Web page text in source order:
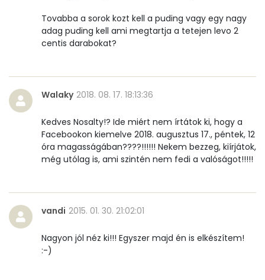
Összesen
0
E vitamin:
4 mg
C vitamin:
0 mg
D vitamin:
10 micro
Tiamin - B1 vitamin:
Tovabba a sorok kozt kell a puding vagy egy nagy
adag puding kell ami megtartja a tetejen levo 2
centis darabokat?
Walaky 2018. 08. 17. 18:13:36
Kedves Nosalty!? Ide miért nem írtátok ki, hogy a
Facebookon kiemelve 2018. augusztus 17., péntek, 12
óra magasságában????!!!!!! Nekem bezzeg, kiírjátok,
még utólag is, ami szintén nem fedi a valóságot!!!!!
vandi 2015. 01. 30. 21:02:01
Nagyon jól néz ki!!! Egyszer majd én is elkészítem!
:-)